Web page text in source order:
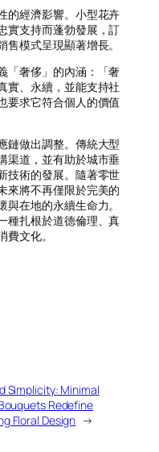
的經濟影響。小型花卉
實支持而蓬勃發展，訂
模式呈現顯著增長。
「奢侈」的內涵：「奢
實、永續，並能支持社
要求它符合個人的價值
鏈做出調整。傳統大型
渠道，並有助於城市垂
技術的發展。隨著零世
來將不再僅限於完美的
在地的永續生命力。
種扎根於道德倫理、真
文化。
Simplicity: Minimal
Redefine
Floral Design →